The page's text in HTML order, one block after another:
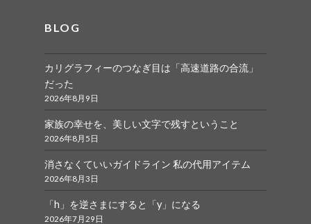
BLOG
カリグラフィーのつなぎ目は「高速道路の合流」
だった
2026年8月9日
家族の幸せを、美しい文字で残すということ
2026年8月5日
消さなくていいガイドライン 私の代用アイテム
2026年8月3日
「h」を逆さまにすると「y」になる
2026年7月29日